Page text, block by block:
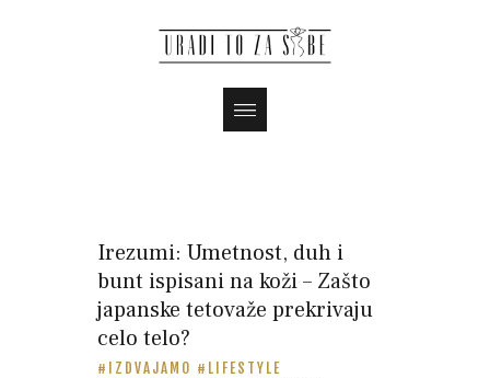
Irezumi: Umetnost, duh i
bunt ispisani na koži – Zašto
japanske tetovaže prekrivaju
celo telo?
IZDVAJAMO
LIFESTYLE